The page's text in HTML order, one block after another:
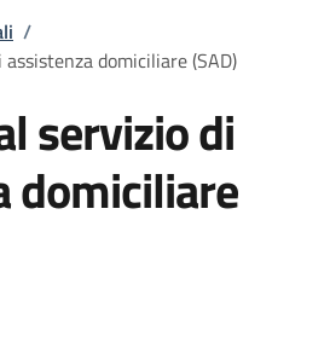
/
domiciliare (SAD)
servizio di
domiciliare